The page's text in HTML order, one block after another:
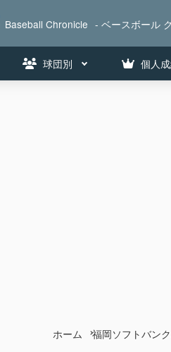
Baseball Chronicle - ベースボール
球団別 個人
ホーム 福岡ソフトバン